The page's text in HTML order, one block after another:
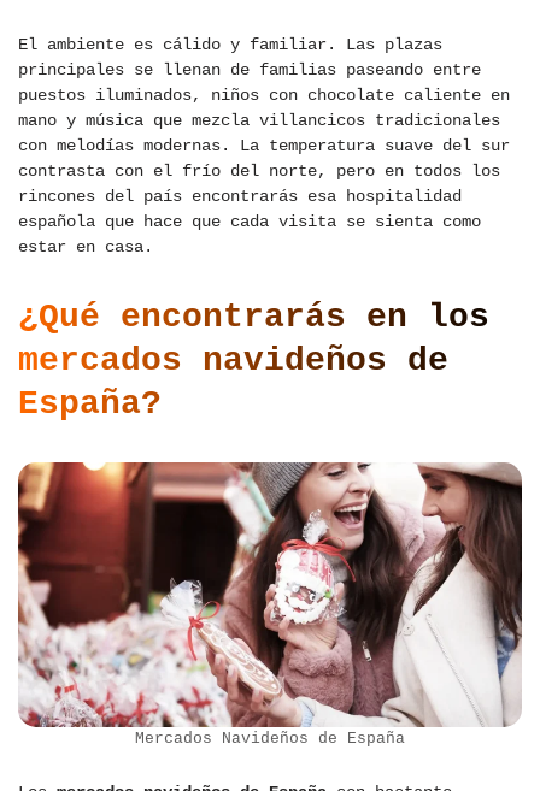
El ambiente es cálido y familiar. Las plazas
principales se llenan de familias paseando entre
puestos iluminados, niños con chocolate caliente en
mano y música que mezcla villancicos tradicionales
con melodías modernas. La temperatura suave del sur
contrasta con el frío del norte, pero en todos los
rincones del país encontrarás esa hospitalidad
española que hace que cada visita se sienta como
estar en casa.
¿Qué encontrarás en los
mercados navideños de
España?
Mercados Navideños de España